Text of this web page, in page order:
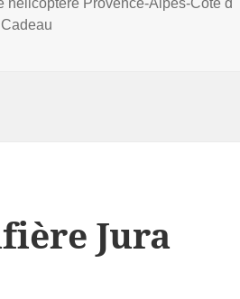
Jura